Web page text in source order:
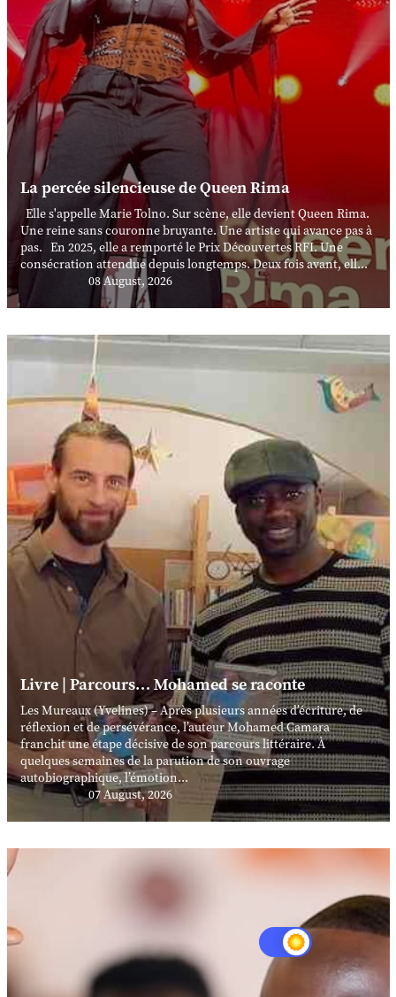
La percée silencieuse de Queen Rima
Elle s'appelle Marie Tolno. Sur scène, elle devient Queen Rima.
Une reine sans couronne bruyante. Une artiste qui avance pas à
pas. En 2025, elle a remporté le Prix Découvertes RFI. Une
consécration attendue depuis longtemps. Deux fois avant, ell...
08 August, 2026
Livre | Parcours… Mohamed se raconte
Les Mureaux (Yvelines) – Après plusieurs années d’écriture, de
réflexion et de persévérance, l’auteur Mohamed Camara
franchit une étape décisive de son parcours littéraire. À
quelques semaines de la parution de son ouvrage
autobiographique, l’émotion...
07 August, 2026